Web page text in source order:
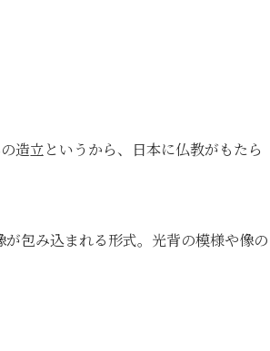
造立というから、日本に仏教がもたら
包み込まれる形式。光背の模様や像の